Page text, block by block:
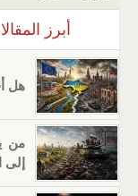
أبرز
هل
من